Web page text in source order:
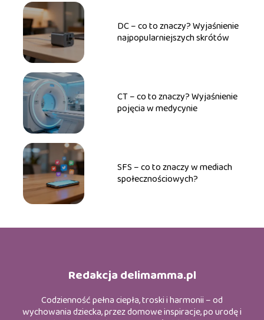
DC – co to znaczy? Wyjaśnienie
najpopularniejszych skrótów
CT – co to znaczy? Wyjaśnienie
pojęcia w medycynie
SFS – co to znaczy w mediach
społecznościowych?
Redakcja delimamma.pl
Codzienność pełna ciepła, troski i harmonii – od
wychowania dziecka, przez domowe inspiracje, po urodę i